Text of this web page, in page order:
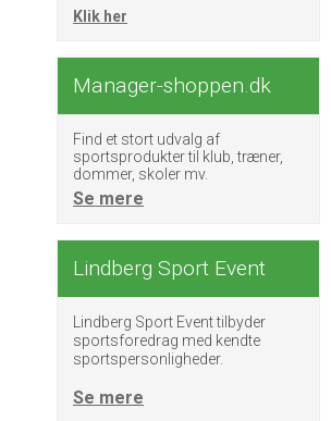
Klik her
Manager-shoppen.dk
Find et stort udvalg af
sportsprodukter til klub, træner,
dommer, skoler mv.
Se mere
Lindberg Sport Event
Lindberg Sport Event tilbyder
sportsforedrag med kendte
sportspersonligheder.
Se mere